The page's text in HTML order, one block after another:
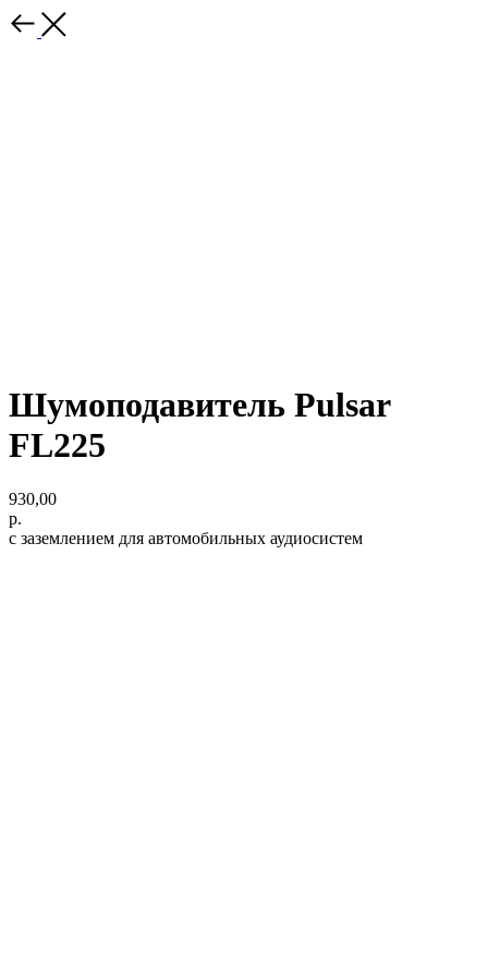
Шумоподавитель Pulsar
FL225
930,00
р.
с заземлением для автомобильных аудиосистем